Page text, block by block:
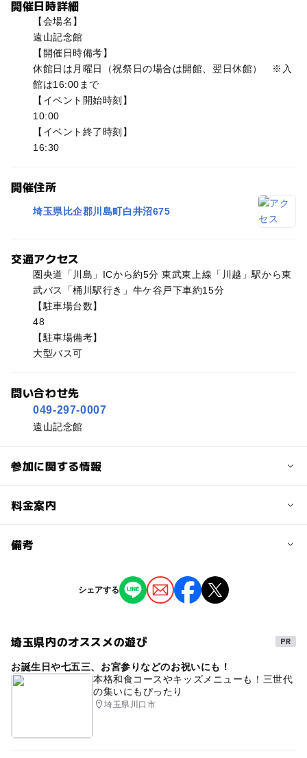
開催日時詳細
【会場名】
遠山記念館
【開催日時備考】
休館日は月曜日（祝祭日の場合は開館、翌日休館） ※入
館は16:00まで
【イベント開始時刻】
10:00
【イベント終了時刻】
16:30
開催住所
埼玉県比企郡川島町白井沼675
交通アクセス
圏央道「川島」ICから約5分 東武東上線「川越」駅から東
武バス「桶川駅行き」牛ケ谷戸下車約15分
【駐車場台数】
48
【駐車場備考】
大型バス可
問い合わせ先
049-297-0007
遠山記念館
参加に関する情報
予約/応募
料金案内
料金について
備考
※掲載の情報は天候や主催者側の都合などにより変更にな
ることがあります。
シェアする
埼玉県内のオススメの遊び
お誕生日や七五三、お宮参りなどのお祝いにも！
本格和食コースやキッズメニューも！三世代
の集いにもぴったり
埼玉県川口市